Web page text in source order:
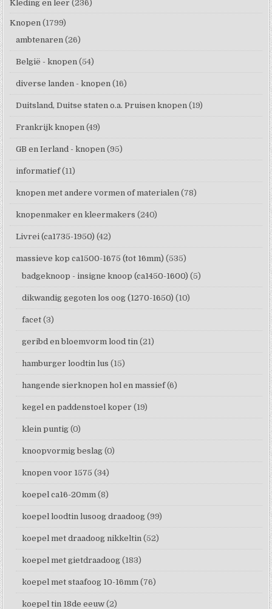
Kleding en leer (236)
Knopen (1799)
ambtenaren (26)
België - knopen (54)
diverse landen - knopen (16)
Duitsland, Duitse staten o.a. Pruisen knopen (19)
Frankrijk knopen (49)
GB en Ierland - knopen (95)
informatief (11)
knopen met andere vormen of materialen (78)
knopenmaker en kleermakers (240)
Livrei (ca1735-1950) (42)
massieve kop ca1500-1675 (tot 16mm) (535)
badgeknoop - insigne knoop (ca1450-1600) (5)
dikwandig gegoten los oog (1270-1650) (10)
facet (3)
geribd en bloemvorm lood tin (21)
hamburger loodtin lus (15)
hangende sierknopen hol en massief (6)
kegel en paddenstoel koper (19)
klein puntig (0)
knoopvormig beslag (0)
knopen voor 1575 (34)
koepel ca16-20mm (8)
koepel loodtin lusoog draadoog (99)
koepel met draadoog nikkeltin (52)
koepel met gietdraadoog (183)
koepel met staafoog 10-16mm (76)
koepel tin 18de eeuw (2)